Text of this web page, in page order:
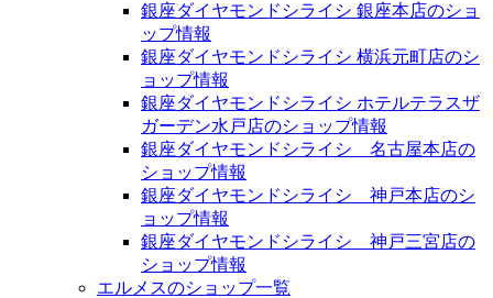
銀座ダイヤモンドシライシ 銀座本店のショ
ップ情報
銀座ダイヤモンドシライシ 横浜元町店のシ
ョップ情報
銀座ダイヤモンドシライシ ホテルテラスザ
ガーデン水戸店のショップ情報
銀座ダイヤモンドシライシ 名古屋本店の
ショップ情報
銀座ダイヤモンドシライシ 神戸本店のシ
ョップ情報
銀座ダイヤモンドシライシ 神戸三宮店の
ショップ情報
エルメスのショップ一覧